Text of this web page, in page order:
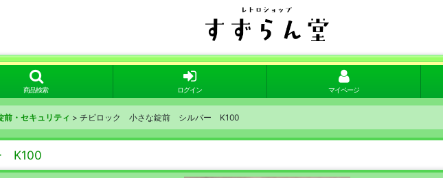
商品検索 ログイン マイページ
・セキュリティ > チビロック 小さな錠前 シルバー K100
K100